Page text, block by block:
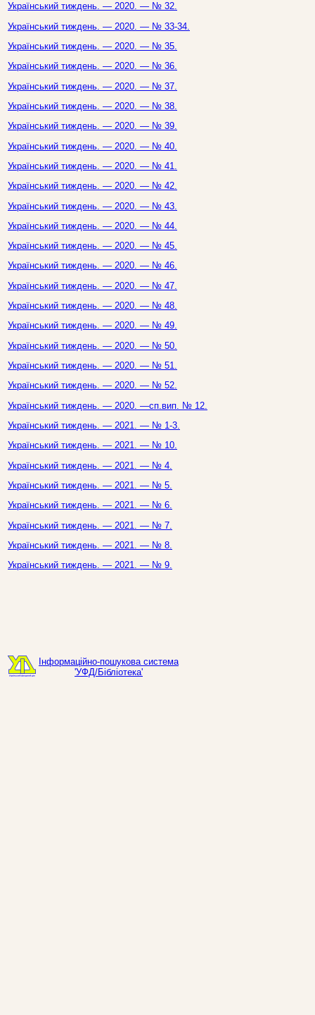
Український тиждень. — 2020. — № 32.
Український тиждень. — 2020. — № 33-34.
Український тиждень. — 2020. — № 35.
Український тиждень. — 2020. — № 36.
Український тиждень. — 2020. — № 37.
Український тиждень. — 2020. — № 38.
Український тиждень. — 2020. — № 39.
Український тиждень. — 2020. — № 40.
Український тиждень. — 2020. — № 41.
Український тиждень. — 2020. — № 42.
Український тиждень. — 2020. — № 43.
Український тиждень. — 2020. — № 44.
Український тиждень. — 2020. — № 45.
Український тиждень. — 2020. — № 46.
Український тиждень. — 2020. — № 47.
Український тиждень. — 2020. — № 48.
Український тиждень. — 2020. — № 49.
Український тиждень. — 2020. — № 50.
Український тиждень. — 2020. — № 51.
Український тиждень. — 2020. — № 52.
Український тиждень. — 2020. —сп.вип. № 12.
Український тиждень. — 2021. — № 1-3.
Український тиждень. — 2021. — № 10.
Український тиждень. — 2021. — № 4.
Український тиждень. — 2021. — № 5.
Український тиждень. — 2021. — № 6.
Український тиждень. — 2021. — № 7.
Український тиждень. — 2021. — № 8.
Український тиждень. — 2021. — № 9.
Інформаційно-пошукова система
'УФД/Бібліотека'